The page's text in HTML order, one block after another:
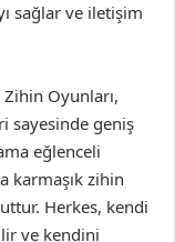
sağlar ve iletişim
Zihin Oyunları,
sayesinde geniş
eğlenceli
karmaşık zihin
Herkes, kendi
ve kendini